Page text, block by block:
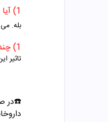
1) آیا این محصول به تنهایی می تواند باعث رویش ابرو شود؟
بله.
1) چند ماه باید مصرف شود؟
تاثیر
☎️در